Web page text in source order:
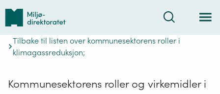
Tilbake
forsiden
Søk
Tilbake til listen over kommunesektorens roller i
klimagassreduksjon;
Kommunesektorens roller og virkemidler i